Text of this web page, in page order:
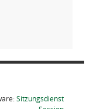
Sitzungsdienst